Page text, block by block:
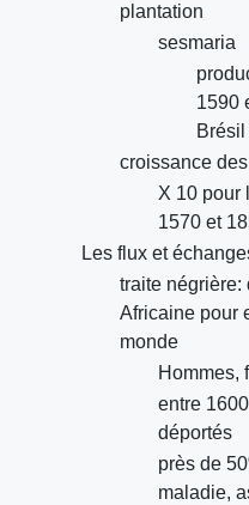
plantation
sesmaria
1590
croissance
X 10 pour
1570 et
Les flux et
traite négrière:
Africaine pour
monde
Hommes,
entre
déportés
près de
maladie,